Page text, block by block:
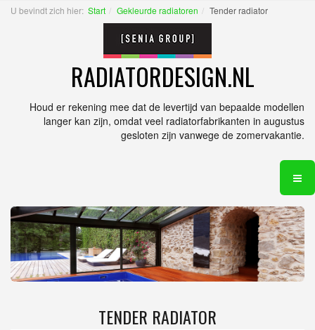
U bevindt zich hier: Start Gekleurde radiatoren Tender radiator
RADIATORDESIGN.NL
Houd er rekening mee dat de levertijd van bepaalde modellen
langer kan zijn, omdat veel radiatorfabrikanten in augustus
gesloten zijn vanwege de zomervakantie.
TENDER RADIATOR